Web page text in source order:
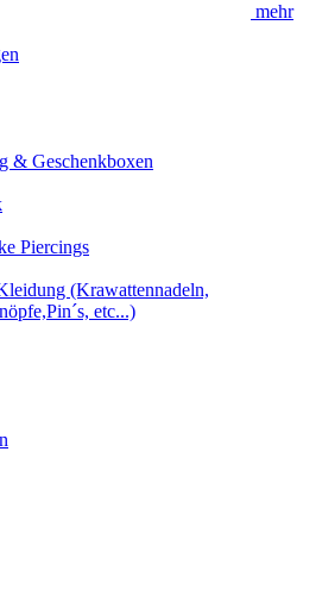
mehr
& Geschenkboxen
Piercings
(Krawattennadeln,
etc...)